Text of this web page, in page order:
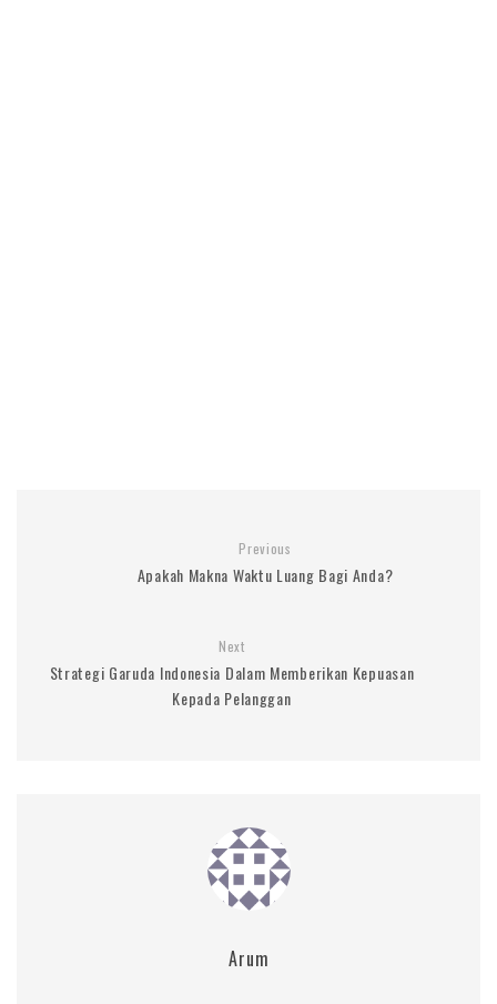
Previous
Apakah Makna Waktu Luang Bagi Anda?
Next
Strategi Garuda Indonesia Dalam Memberikan Kepuasan
Kepada Pelanggan
Arum